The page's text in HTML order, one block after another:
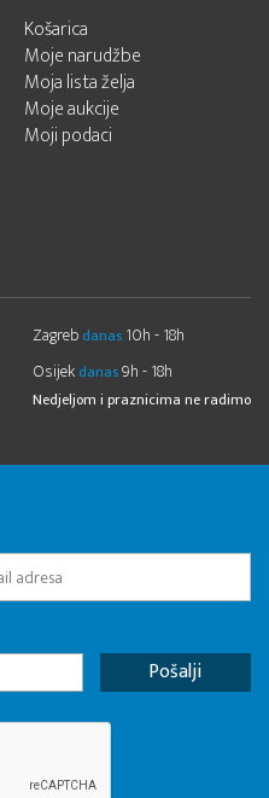
Košarica
Moje narudžbe
Moja lista želja
Moje aukcije
Moji podaci
Zagreb danas 10h - 18h
Osijek danas9h - 18h
Nedjeljom i praznicima ne radimo